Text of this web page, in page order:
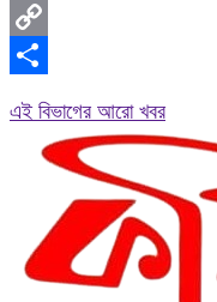
Messenger
Copy
এই বিভাগের আরো খবর